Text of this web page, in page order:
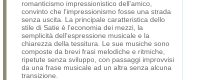
romanticismo impressionistico dell’amico,
convinto che l’impressionismo fosse una strada
senza uscita. La principale caratteristica dello
stile di Satie è l’economia dei mezzi, la
semplicità dell’espressione musicale e la
chiarezza della tessitura. Le sue musiche sono
composte da brevi frasi melodiche e ritmiche,
ripetute senza sviluppo, con passaggi improvvisi
da una frase musicale ad un altra senza alcuna
transizione.